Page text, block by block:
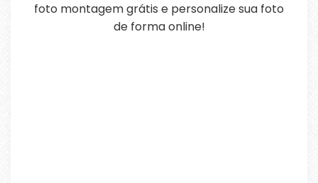
foto montagem grátis e personalize sua foto
de forma online!